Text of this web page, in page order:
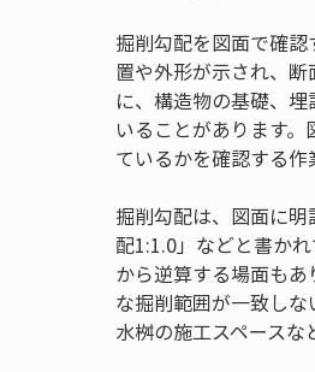
掘削勾配を図面で確
置や外形が示され、
に、構造物の基礎、
いることがあります
ているかを確認する
掘削勾配は、図面に
配1:1.0」などと書か
から逆算する場面も
な掘削範囲が一致し
水桝の施工スペース